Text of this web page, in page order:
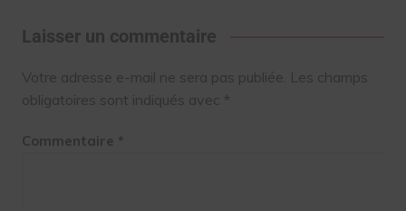
Laisser un commentaire
Votre adresse e-mail ne sera pas publiée. Les champs
obligatoires sont indiqués avec *
Commentaire *